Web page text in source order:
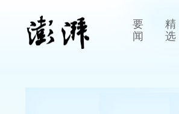
要
闻
精
选